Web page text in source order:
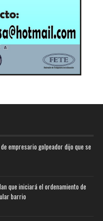
empresario golpeador dijo que se
que iniciará el ordenamiento de
barrio